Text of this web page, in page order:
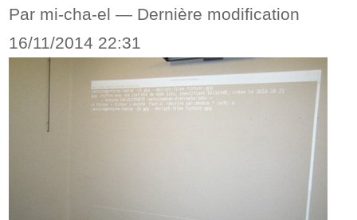
Par mi-cha-el — Dernière modification
16/11/2014 22:31